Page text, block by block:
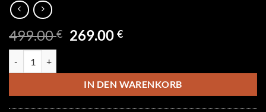
499.00€ Ursprünglicher
499.00 €
269.00€Aktueller
269.00 €.
IN DEN WARENKORB